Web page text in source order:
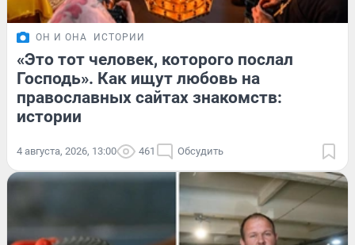
ОН И ОНА ИСТОРИИ
«Это тот человек, которого послал
Господь». Как ищут любовь на
православных сайтах знакомств:
истории
4 августа, 2026, 13:00 461 Обсудить